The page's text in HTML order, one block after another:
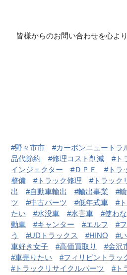
皆様からのお問い合わせを心よ
野々市市 カーボンニュートラ
品代節約
修理コスト削減
ト
インジェクター
ＤＰＦ トラ
整備
トラック修理 トラック
出
自動車輸出 輸出事業
ツ
中古パーツ 低年式車
たい
水没車 水害車 使わ
動車
キャンター エルフ
う
UDトラックス HINO い
車好き女子
高価買取り 金沢
車売りたい
フィリピントラッ
トラックリサイクルパーツ
ト